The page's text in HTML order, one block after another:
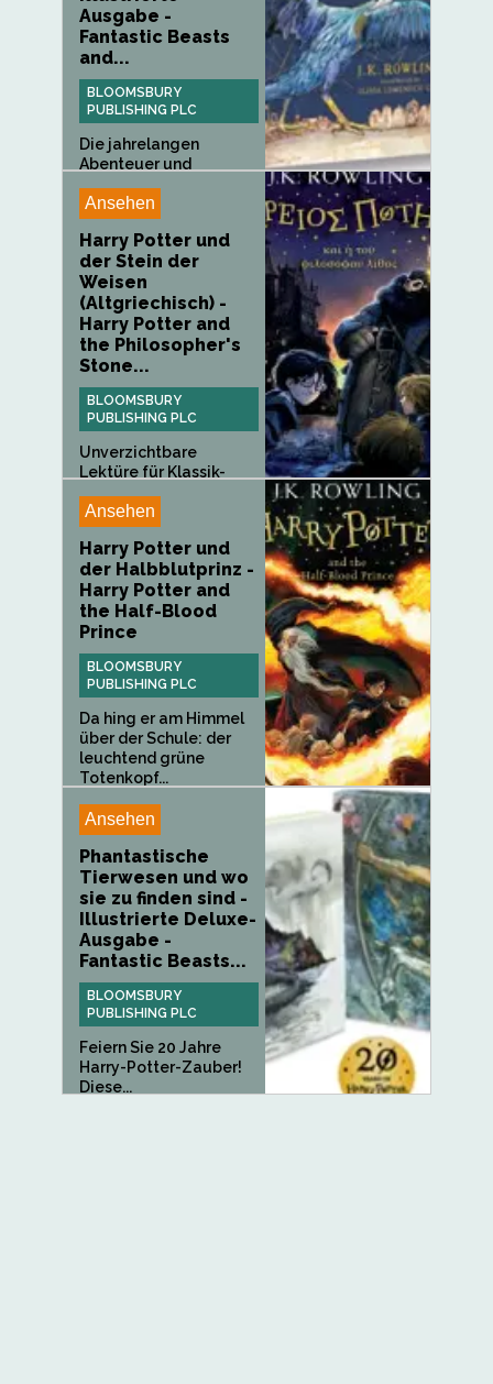
Ausgabe -
Fantastic Beasts
and...
BLOOMSBURY
PUBLISHING PLC
Die jahrelangen
Abenteuer und
Ansehen
Harry Potter und
der Stein der
Weisen
(Altgriechisch) -
Harry Potter and
the Philosopher's
Stone...
BLOOMSBURY
PUBLISHING PLC
Unverzichtbare
Lektüre für Klassik-
Ansehen
Harry Potter und
der Halbblutprinz -
Harry Potter and
the Half-Blood
Prince
BLOOMSBURY
PUBLISHING PLC
Da hing er am Himmel
über der Schule: der
leuchtend grüne
Totenkopf...
Ansehen
Phantastische
Tierwesen und wo
sie zu finden sind -
Illustrierte Deluxe-
Ausgabe -
Fantastic Beasts...
BLOOMSBURY
PUBLISHING PLC
Feiern Sie 20 Jahre
Harry-Potter-Zauber!
Diese...